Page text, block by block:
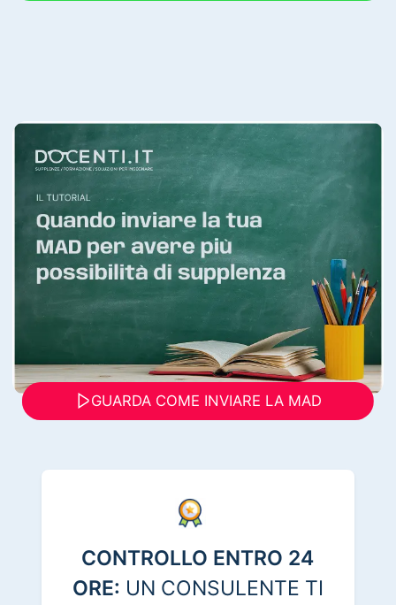
GUARDA COME INVIARE LA MAD
CONTROLLO ENTRO 24
ORE: UN CONSULENTE TI